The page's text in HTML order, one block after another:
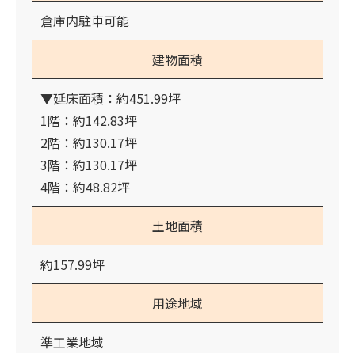
倉庫内駐車可能
建物面積
▼延床面積：約451.99坪
1階：約142.83坪
2階：約130.17坪
3階：約130.17坪
4階：約48.82坪
土地面積
約157.99坪
用途地域
準工業地域